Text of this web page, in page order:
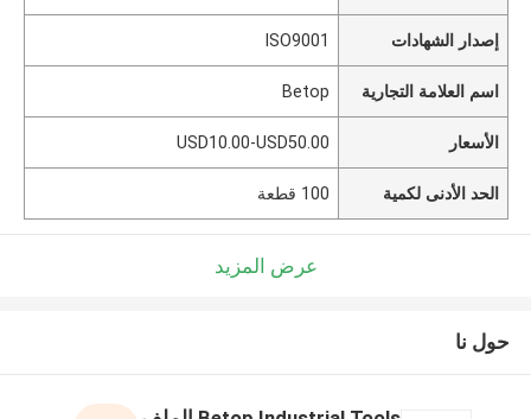
إصدار الشهادات ISO9001
اسم العلامة التجارية Betop
الأسعار USD10.00-USD50.00
الحد الأدنى لكمية 100 قطعة
عرض المزيد
حول نا